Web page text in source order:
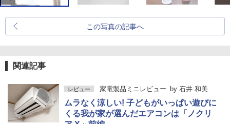
この写真の記事へ
関連記事
レビュー 家電製品ミニレビュー by 石井 和美
ムラなく涼しい! 子どもがいっぱい遊びに
くる我が家が選んだエアコンは「ノクリ